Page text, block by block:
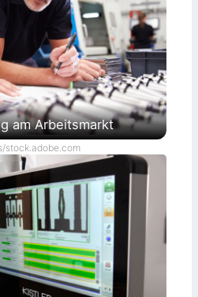
am Arbeitsmarkt
stock.adobe.com